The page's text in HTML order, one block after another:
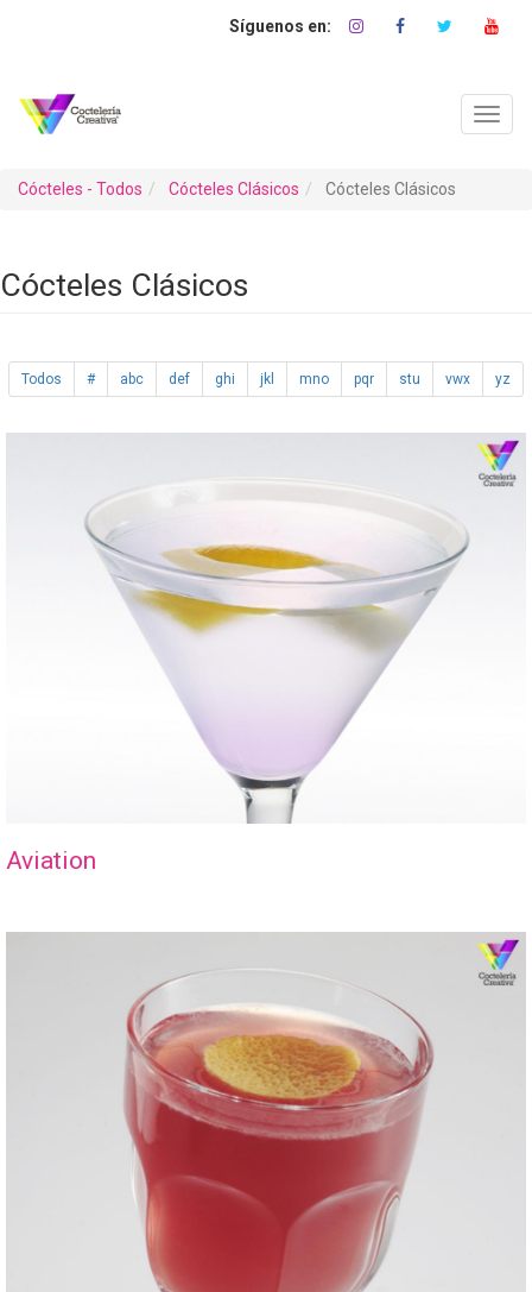
Cócteles - Todos Cócteles Clásicos Cócteles Clásicos
Cócteles Clásicos
Todos # abc def ghi jkl mno pqr stu vwx yz
Aviation